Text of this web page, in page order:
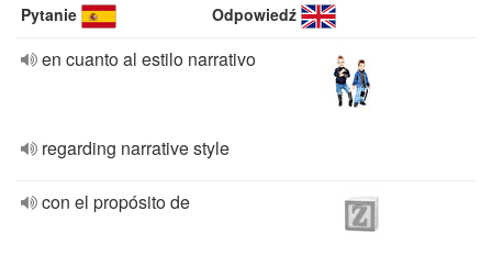
Pytanie Odpowiedź
en cuanto al estilo narrativo
regarding narrative style
con el propósito de